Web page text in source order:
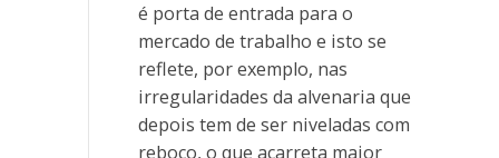
é porta de entrada para o
mercado de trabalho e isto se
reflete, por exemplo, nas
irregularidades da alvenaria que
depois tem de ser niveladas com
reboco, o que acarreta maior